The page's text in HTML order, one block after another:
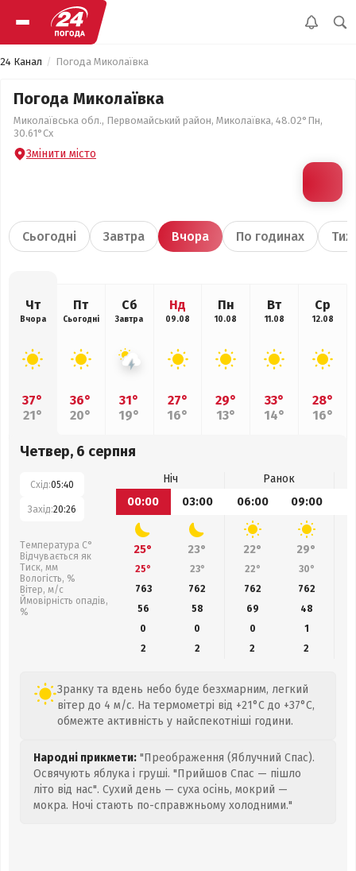
24 Канал Погода Миколаївка
Погода Миколаївка
Миколаївська обл., Первомайський район, Миколаївка, 48.02°Пн,
30.61°Сх
Змінити місто
Сьогодні Завтра Вчора По годинах
Чт
Вчора
37°
21°
Пт
Сьогодні
36°
20°
Сб
Завтра
31°
19°
Нд
09.08
27°
16°
Пн
10.08
29°
13°
Вт
11.08
33°
14°
Ср
12.08
28°
16°
Четвер, 6 серпня
Схід:05:40
Захід:20:26
Температура С°
Відчувається як
Тиск, мм
Вологість, %
Вітер, м/с
Ймовірність опадів,
%
Ніч
Ранок
00:00
03:00 06:00 09:00
25° 23° 22° 29°
25° 23° 22° 30°
763
762 762 762
56
58 69 48
0
0 0
1
2
2 2 2
Зранку та вдень небо буде безхмарним, легкий
вітер до 4 м/с. На термометрі від +21°C до +37°C,
обмежте активність у найспекотніші години.
Народні прикмети: "Преображення (Яблучний Спас).
Освячують яблука і груші. "Прийшов Спас — пішло
літо від нас". Сухий день — суха осінь, мокрий —
мокра. Ночі стають по-справжньому холодними."